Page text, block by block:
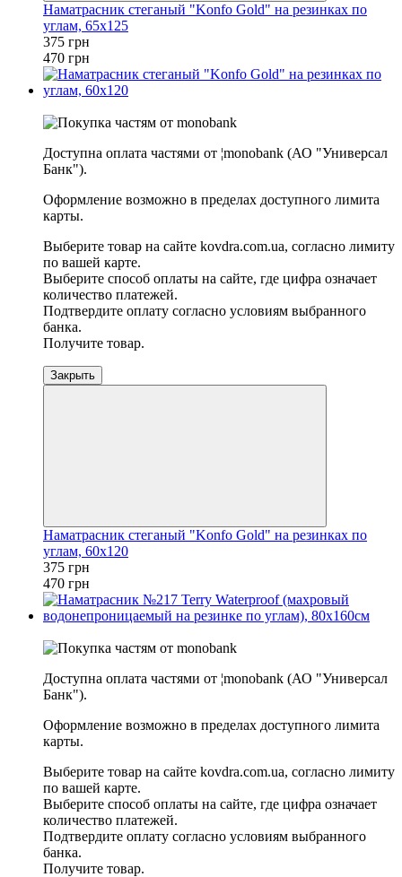
Наматрасник стеганый "Konfo Gold" на резинках по
углам, 65х125
375 грн
470 грн
Доступна оплата частями от ¦monobank (АО "Универсал
Банк").
Оформление возможно в пределах доступного лимита
карты.
Выберите товар на сайте kovdra.com.ua, согласно лимиту
по вашей карте.
Выберите способ оплаты на сайте, где цифра означает
количество платежей.
Подтвердите оплату согласно условиям выбранного
банка.
Получите товар.
Закрыть
Наматрасник стеганый "Konfo Gold" на резинках по
углам, 60х120
375 грн
470 грн
Доступна оплата частями от ¦monobank (АО "Универсал
Банк").
Оформление возможно в пределах доступного лимита
карты.
Выберите товар на сайте kovdra.com.ua, согласно лимиту
по вашей карте.
Выберите способ оплаты на сайте, где цифра означает
количество платежей.
Подтвердите оплату согласно условиям выбранного
банка.
Получите товар.